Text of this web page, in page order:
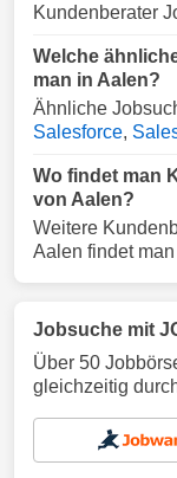
Kundenberater
Welche
man in Aalen?
Ähnliche
Salesforce,
Wo findet man
von Aalen?
Weitere
Aalen findet
Jobsuche mit
Über 50
gleichzeitig